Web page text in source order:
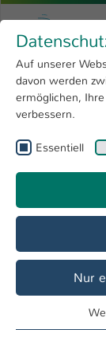
Forschung
Hochschule
International
Zum Hauptinhalt
Sie sindStudiengänge
Ihre
Name*
Auf unserer
davon werden
ermöglichen,
verbessern.
Essentiell
Nur
Essentielle